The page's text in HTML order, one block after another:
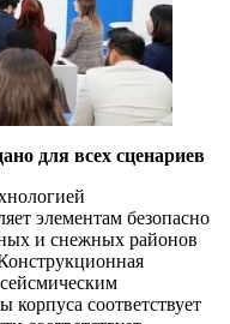
для всех сценариев
элементам безопасно
и снежных районов
корпуса соответствует